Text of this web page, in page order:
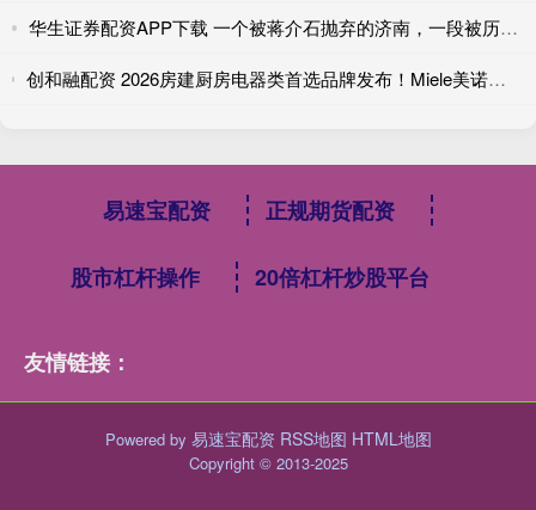
华生证券配资APP下载 一个被蒋介石抛弃的济南，一段被历史低估的“五三惨案”
创和融配资 2026房建厨房电器类首选品牌发布！Miele美诺、GAGGENAU嘉格纳、博世、伊莱克斯、Fisher&Paykel外资品牌入围
易速宝配资 正规期货配资
股市杠杆操作 20倍杠杆炒股平台
友情链接：
Powered by 易速宝配资 RSS地图 HTML地图
Copyright © 2013-2025